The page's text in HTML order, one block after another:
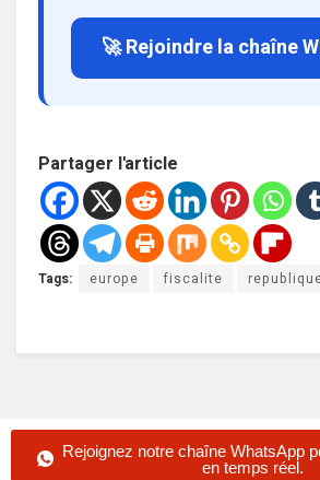
🚀 Rejoindre la chaîne
Partager l'article
Tags: europe fiscalite
Rejoignez notre chaîne WhatsApp
en temps réel.